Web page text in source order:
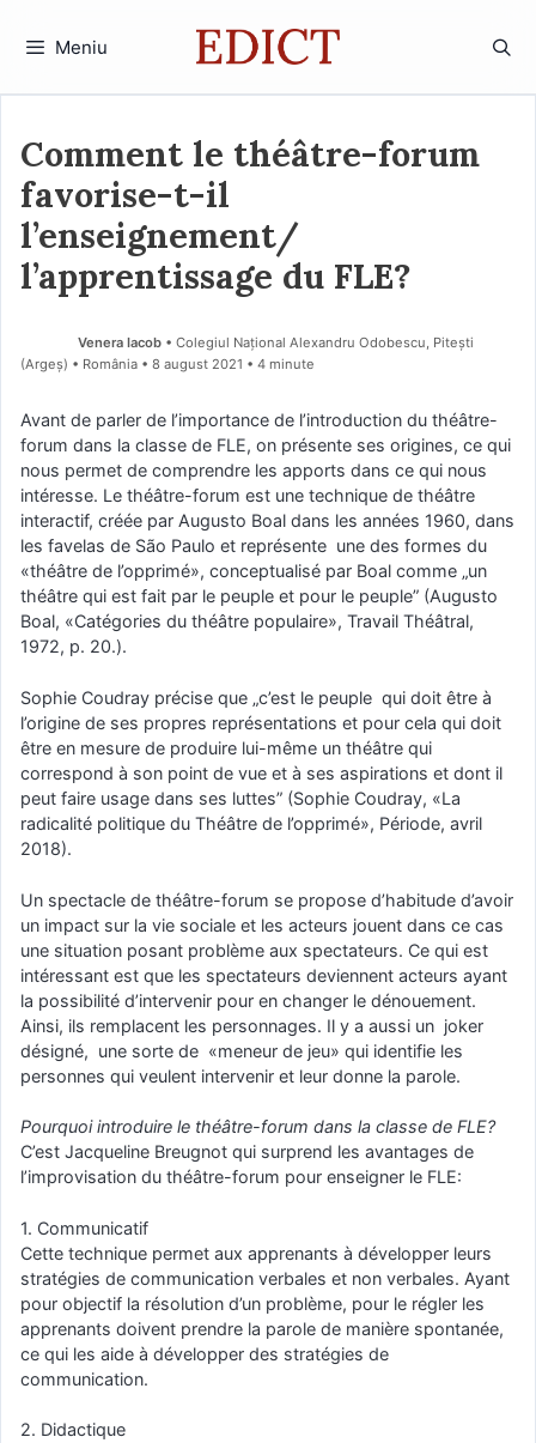
Meniu
Comment le théâtre-forum
favorise-t-il
l’enseignement/
l’apprentissage du FLE?
Venera Iacob • Colegiul Național Alexandru Odobescu, Pitești
(Argeş) • România
8 august 2021 • 4 minute
Avant de parler de l’importance de l’introduction du théâtre-
forum dans la classe de FLE, on présente ses origines, ce qui
nous permet de comprendre les apports dans ce qui nous
intéresse. Le théâtre-forum est une technique de théâtre
interactif, créée par Augusto Boal dans les années 1960, dans
les favelas de São Paulo et représente une des formes du
«théâtre de l’opprimé», conceptualisé par Boal comme „un
théâtre qui est fait par le peuple et pour le peuple” (Augusto
Boal, «Catégories du théâtre populaire», Travail Théâtral,‎
1972, p. 20.).
Sophie Coudray précise que „c’est le peuple qui doit être à
l’origine de ses propres représentations et pour cela qui doit
être en mesure de produire lui-même un théâtre qui
correspond à son point de vue et à ses aspirations et dont il
peut faire usage dans ses luttes” (Sophie Coudray, «La
radicalité politique du Théâtre de l’opprimé», Période,‎ avril
2018).
Un spectacle de théâtre-forum se propose d’habitude d’avoir
un impact sur la vie sociale et les acteurs jouent dans ce cas
une situation posant problème aux spectateurs. Ce qui est
intéressant est que les spectateurs deviennent acteurs ayant
la possibilité d’intervenir pour en changer le dénouement.
Ainsi, ils remplacent les personnages. Il y a aussi un joker
désigné, une sorte de «meneur de jeu» qui identifie les
personnes qui veulent intervenir et leur donne la parole.
Pourquoi introduire le théâtre-forum dans la classe de FLE?
C’est Jacqueline Breugnot qui surprend les avantages de
l’improvisation du théâtre-forum pour enseigner le FLE:
1. Communicatif
Cette technique permet aux apprenants à développer leurs
stratégies de communication verbales et non verbales. Ayant
pour objectif la résolution d’un problème, pour le régler les
apprenants doivent prendre la parole de maniѐre spontanée,
ce qui les aide à développer des stratégies de
communication.
2. Didactique